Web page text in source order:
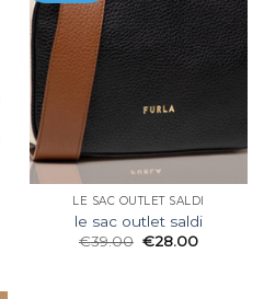
LE SAC OUTLET SALDI
le sac outlet saldi
€39.00 €28.00